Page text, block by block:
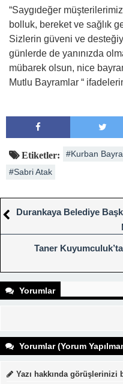
“Saygıdeğer
bolluk, bereket ve sağlık
Sizlerin güveni ve
günlerde de yanınızda
mübarek olsun, nice
Mutlu Bayramlar “
Etiketler: #Kurban
#Sabri Atak
Durankaya Belediye
Taner
Yorumlar
Yorumlar (Yorum
Yazı hakkında